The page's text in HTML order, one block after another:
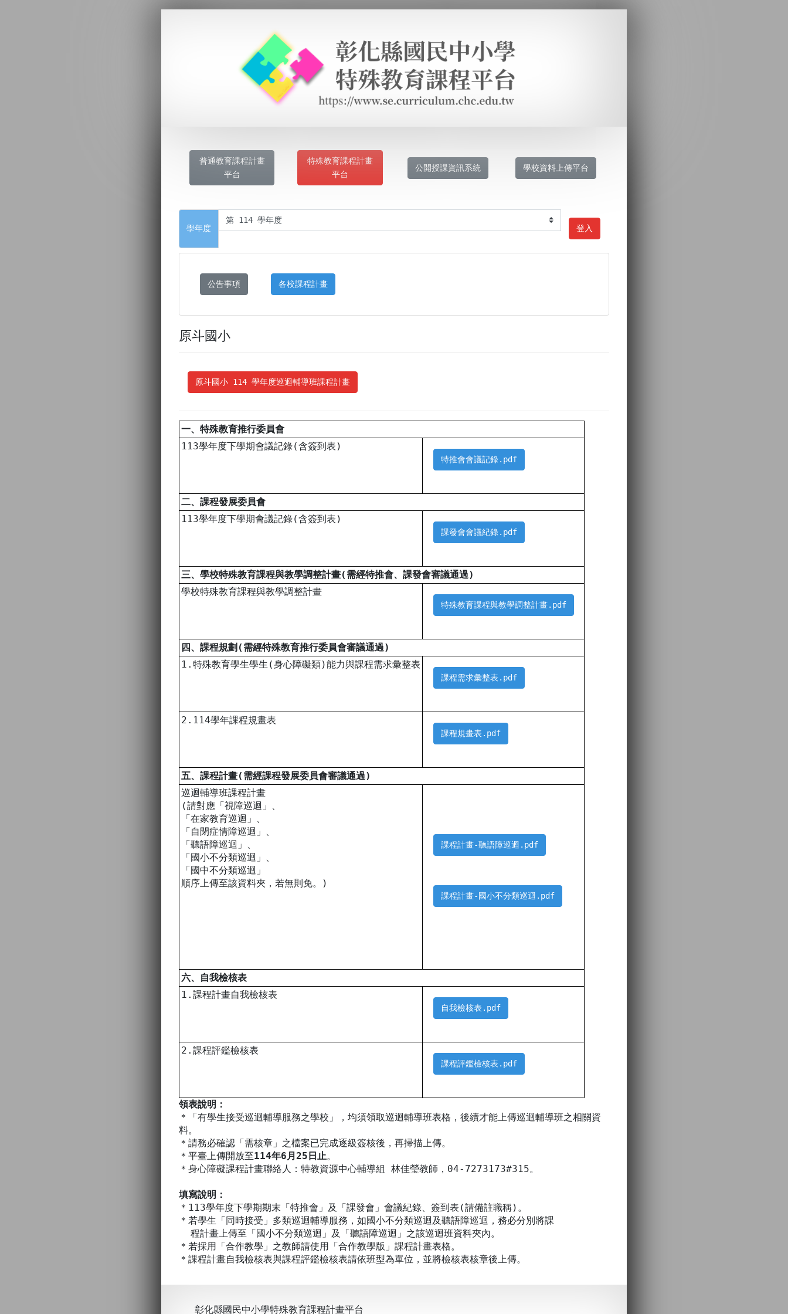
普通教育課程計畫
平台
特殊教育課程計畫
平台
公開授課資訊系統 學校資料上傳平台
學年度 登入
公告事項 各校課程計畫
原斗國小
原斗國小 114 學年度巡迴輔導班課程計畫
一、特殊教育推行委員會
113學年度下學期會議記錄(含簽到表)
特推會會議記錄.pdf
二、課程發展委員會
113學年度下學期會議記錄(含簽到表)
課發會會議紀錄.pdf
三、學校特殊教育課程與教學調整計畫(需經特推會、課發會審議通過)
學校特殊教育課程與教學調整計畫
特殊教育課程與教學調整計畫.pdf
四、課程規劃(需經特殊教育推行委員會審議通過)
1.特殊教育學生學生(身心障礙類)能力與課程需求彙整表
課程需求彙整表.pdf
2.114學年課程規畫表
課程規畫表.pdf
五、課程計畫(需經課程發展委員會審議通過)
巡迴輔導班課程計畫
(請對應「視障巡迴」、
「在家教育巡迴」、
「自閉症情障巡迴」、
「聽語障巡迴」、
「國小不分類巡迴」、
「國中不分類巡迴」
順序上傳至該資料夾，若無則免。)
課程計畫-聽語障巡迴.pdf
課程計畫-國小不分類巡迴.pdf
六、自我檢核表
1.課程計畫自我檢核表
自我檢核表.pdf
2.課程評鑑檢核表
課程評鑑檢核表.pdf
領表說明：
＊「有學生接受巡迴輔導服務之學校」，均須領取巡迴輔導班表格，後續才能上傳巡迴輔導班之相關資
料。
＊請務必確認「需核章」之檔案已完成逐級簽核後，再掃描上傳。
＊平臺上傳開放至114年6月25日止。
＊身心障礙課程計畫聯絡人：特教資源中心輔導組 林佳瑩教師，04-7273173#315。
填寫說明：
＊113學年度下學期期末「特推會」及「課發會」會議紀錄、簽到表(請備註職稱)。
＊若學生「同時接受」多類巡迴輔導服務，如國小不分類巡迴及聽語障巡迴，務必分別將課
程計畫上傳至「國小不分類巡迴」及「聽語障巡迴」之該巡迴班資料夾內。
＊若採用「合作教學」之教師請使用「合作教學版」課程計畫表格。
＊課程計畫自我檢核表與課程評鑑檢核表請依班型為單位，並將檢核表核章後上傳。
彰化縣國民中小學特殊教育課程計畫平台